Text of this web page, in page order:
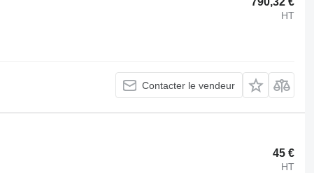
HT
Contacter le vendeur
45 €
HT